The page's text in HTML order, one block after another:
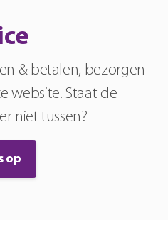
& betalen, bezorgen
website. Staat de
niet tussen?
op